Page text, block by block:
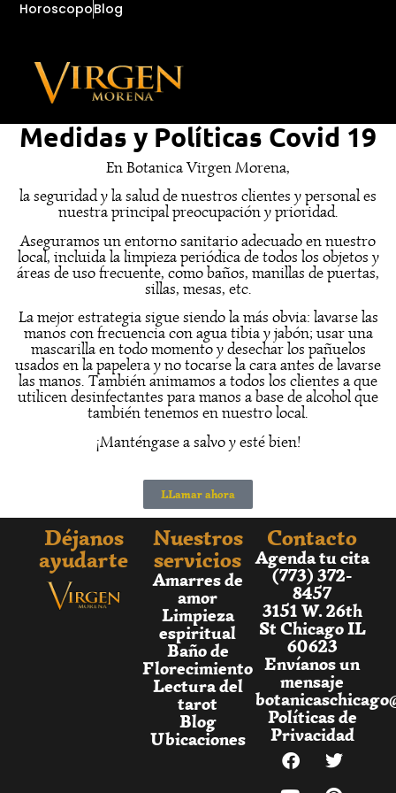
HoroscopoBlog
Medidas y Políticas Covid 19
En Botanica Virgen Morena,
la seguridad y la salud de nuestros clientes y personal es
nuestra principal preocupación y prioridad.
Aseguramos un entorno sanitario adecuado en nuestro
local, incluida la limpieza periódica de todos los objetos y
áreas de uso frecuente, como baños, manillas de puertas,
sillas, mesas, etc.
La mejor estrategia sigue siendo la más obvia: lavarse las
manos con frecuencia con agua tibia y jabón; usar una
mascarilla en todo momento y desechar los pañuelos
usados ​​en la papelera y no tocarse la cara antes de lavarse
las manos. También animamos a todos los clientes a que
utilicen desinfectantes para manos a base de alcohol que
también tenemos en nuestro local.
¡Manténgase a salvo y esté bien!
LLamar ahora
Déjanos
ayudarte
Nuestros
servicios
Amarres de
amor
Limpieza
espiritual
Baño de
Florecimiento
Lectura del
tarot
Blog
Ubicaciones
Contacto
Agenda tu cita
(773) 372-
8457
3151 W. 26th
St Chicago IL
60623
Envíanos un
mensaje
Políticas de
Privacidad